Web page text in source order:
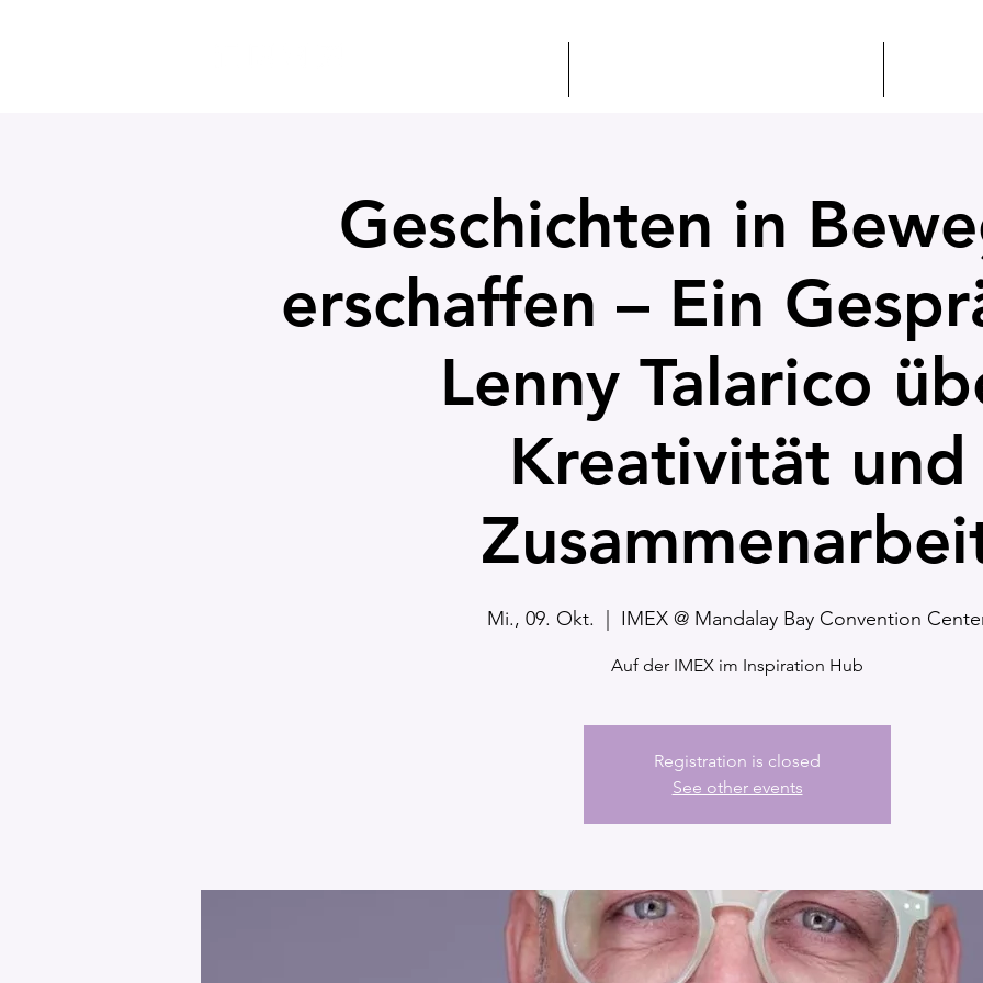
Geschichten in
erschaffen – Ein
Lenny Talarico
Kreativität und
Mi., 09. Okt. IMEX @ Mandalay Bay Convention
Auf der IMEX im Inspiration Hub
Registration is closed
See other events